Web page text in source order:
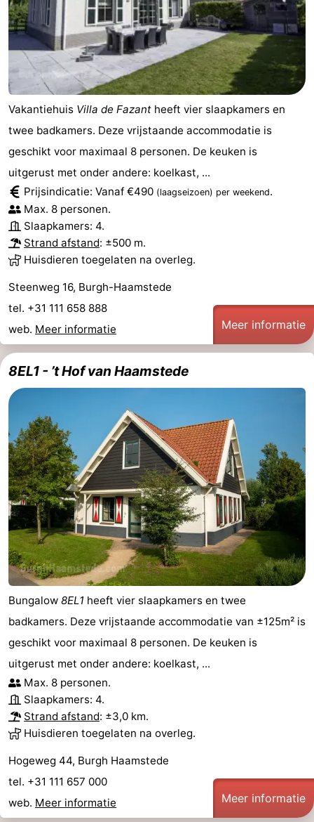
Vakantiehuis Villa de Fazant heeft vier slaapkamers en
twee badkamers. Deze vrijstaande accommodatie is
geschikt voor maximaal 8 personen. De keuken is
uitgerust met onder andere: koelkast, ...
Prijsindicatie: Vanaf €490 (laagseizoen) per weekend.
Max. 8 personen.
Slaapkamers: 4.
Strand afstand: ±500 m.
Huisdieren toegelaten na overleg.
Steenweg 16, Burgh-Haamstede
tel. +31 111 658 888
web. Meer informatie Meer informatie
8EL1 - ’t Hof van Haamstede
Bungalow 8EL1 heeft vier slaapkamers en twee
badkamers. Deze vrijstaande accommodatie van ±125m² is
geschikt voor maximaal 8 personen. De keuken is
uitgerust met onder andere: koelkast, ...
Max. 8 personen.
Slaapkamers: 4.
Strand afstand: ±3,0 km.
Huisdieren toegelaten na overleg.
Hogeweg 44, Burgh Haamstede
tel. +31 111 657 000
web. Meer informatie Meer informatie